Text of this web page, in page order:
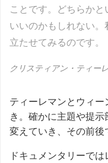
ことです。どちらか
いいのかもしれない
立たせてみるのです。
クリスティアン・ティー
ティーレマンとウィ
き。確かに主題や提
変えていき、その前後
ドキュメンタリーで